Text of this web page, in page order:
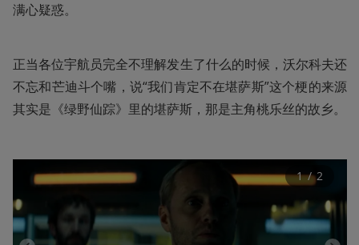
满心疑惑。
正当各位宇航员完全不理解发生了什么的时候，沃尔科夫还
不忘和芒迪斗个嘴，说“我们肯定不在堪萨斯”这个梗的来源
其实是《绿野仙踪》里的堪萨斯，那是主角桃乐丝的故乡。
1 / 2